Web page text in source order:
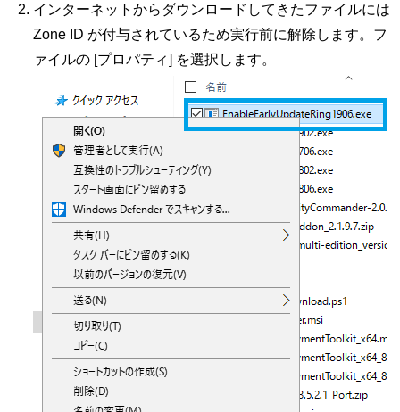
インターネットからダウンロードしてきたファイルには
Zone ID が付与されているため実行前に解除します。フ
ァイルの [プロパティ] を選択します。